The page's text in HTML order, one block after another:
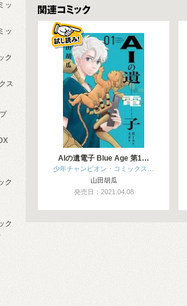
関連コミックス
AIの遺電子 Blue Age 第1…
少年チャンピオン・コミックス…
山田胡瓜
発売日：2021.04.08
ッ
ッ
ク
ス
ク
ク